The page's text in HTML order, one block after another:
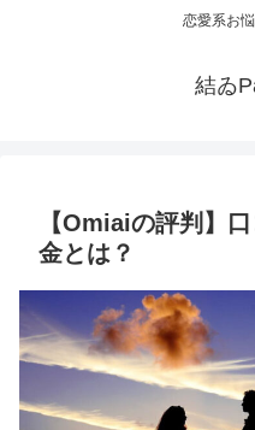
恋愛系お
結ゐ
【Omiaiの評判】
金とは？